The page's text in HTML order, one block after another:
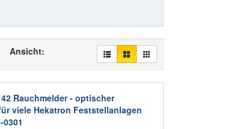
Ansicht:
Rauchmelder - optischer
viele Hekatron Feststellanlagen
0301